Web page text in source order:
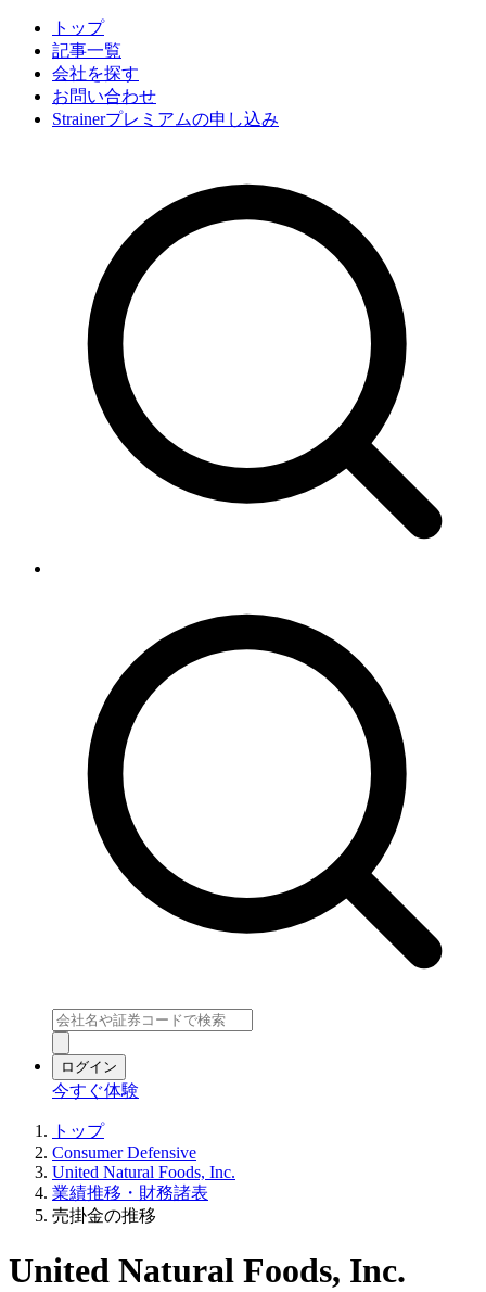
トップ
記事一覧
会社を探す
お問い合わせ
Strainerプレミアムの申し込み
ログイン
今すぐ体験
トップ
Consumer Defensive
United Natural Foods, Inc.
業績推移・財務諸表
売掛金の推移
United Natural Foods, Inc.